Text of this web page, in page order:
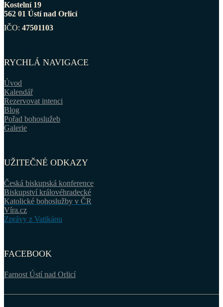
Kostelní 19
562 01 Ústí nad Orlicí
IČO: 47501103
RYCHLÁ NAVIGACE
Úvod
Kalendář
Rezervovat intenci
Blog
Pořad bohoslužeb
Galerie
UŽITEČNÉ ODKAZY
Česká biskupská konference
Biskupství královéhradecké
Katolické bohoslužby v ČR
Víra.cz
Zprávy z Vatikánu
FACEBOOK
Farnost Ústí nad Orlicí